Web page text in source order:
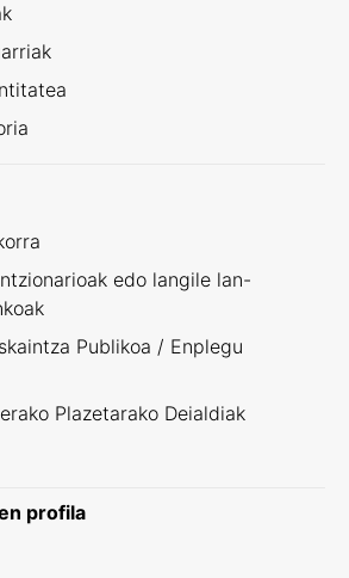
edo langile lan-
Publikoa / Enplegu
Plazetarako Deialdiak
profila